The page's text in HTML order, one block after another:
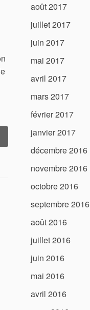
Tractopelle
Guadeloupe
août 2017
juillet 2017
juin 2017
mai 2017
avril 2017
mars 2017
février 2017
janvier 2017
décembre 2016
novembre 2016
octobre 2016
septembre 2016
août 2016
juillet 2016
juin 2016
mai 2016
avril 2016